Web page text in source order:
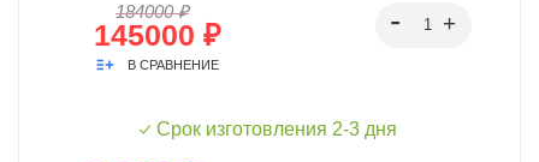
184000 ₽
145000 ₽
В СРАВНЕНИЕ
Срок изготовления 2-3 дня